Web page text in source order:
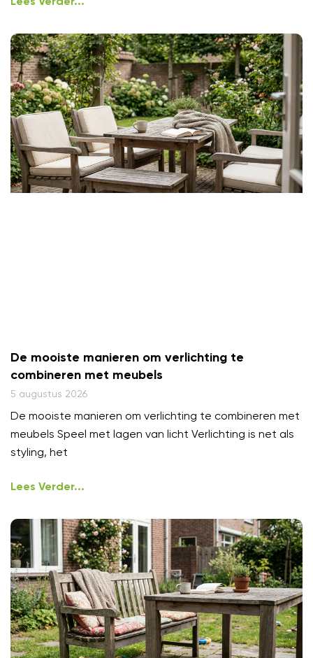
De mooiste manieren om verlichting te
combineren met meubels
5 augustus 2026
De mooiste manieren om verlichting te combineren met
meubels Speel met lagen van licht Verlichting is net als
styling, het
Lees Verder...